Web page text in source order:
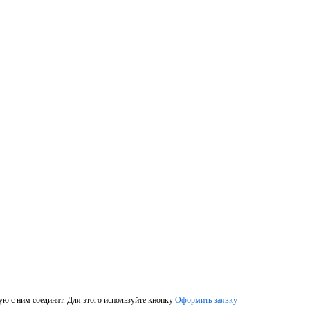
с ним соединят. Для этого используйте кнопку Оформить заявку